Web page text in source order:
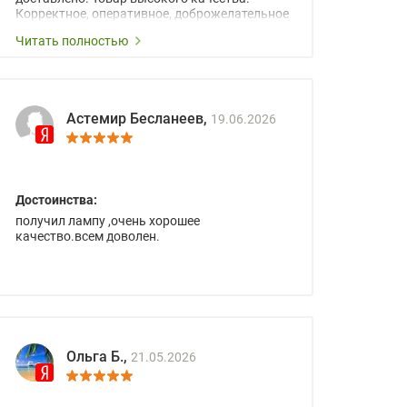
Корректное, оперативное, доброжелательное
Читать полностью
Астемир Бесланеев, 19.06.2026
Достоинства:
получил лампу ,очень хорошее
качество.всем доволен.
Ольга Б., 21.05.2026